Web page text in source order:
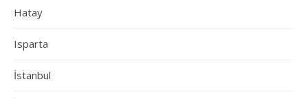
Hatay
Isparta
İstanbul